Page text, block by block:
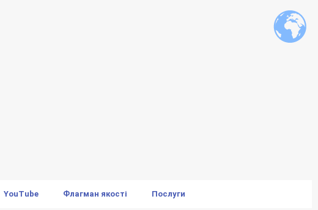
YouTube Флагман якості Послуги